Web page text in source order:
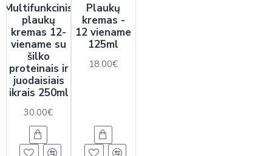
Multifunkcinis
plaukų
kremas 12-
viename su
šilko
proteinais ir
juodaisiais
ikrais 250ml
30.00€
Plaukų
kremas -
12 viename
125ml
18.00€